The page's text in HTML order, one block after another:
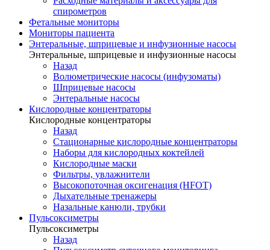
спирометров
Фетальные мониторы
Мониторы пациента
Энтеральные, шприцевые и инфузионные насосы
Энтеральные, шприцевые и инфузионные насосы
Назад
Волюметрические насосы (инфузоматы)
Шприцевые насосы
Энтеральные насосы
Кислородные концентраторы
Кислородные концентраторы
Назад
Стационарные кислородные концентраторы
Наборы для кислородных коктейлей
Кислородные маски
Фильтры, увлажнители
Высокопоточная оксигенация (HFOT)
Дыхательные тренажеры
Назальные канюли, трубки
Пульсоксиметры
Пульсоксиметры
Назад